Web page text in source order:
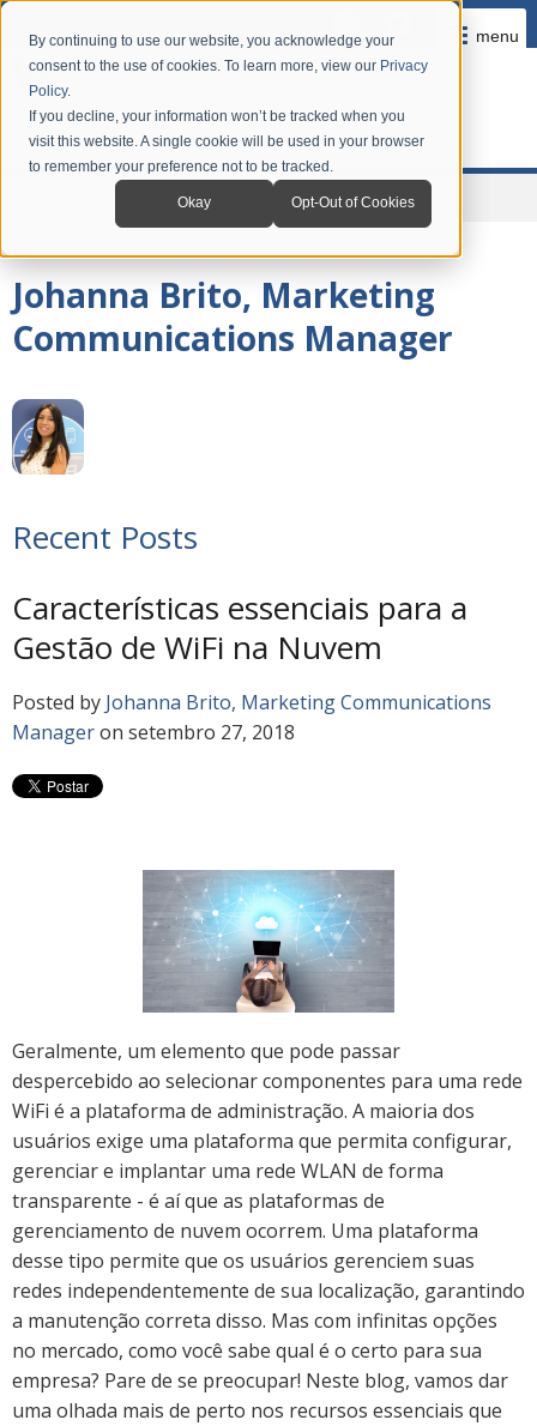
By continuing to use our website, you acknowledge your
consent to the use of cookies. To learn more, view our Privacy
Policy.
If you decline, your information won’t be tracked when you
visit this website. A single cookie will be used in your browser
to remember your preference not to be tracked.
Okay Opt-Out of Cookies
menu
News Grandstream Blog em Português
Johanna Brito, Marketing
Communications Manager
Recent Posts
Características essenciais para a
Gestão de WiFi na Nuvem
Posted by Johanna Brito, Marketing Communications
Manageron setembro 27, 2018
Geralmente, um elemento que pode passar
despercebido ao selecionar componentes para uma rede
WiFi é a plataforma de administração. A maioria dos
usuários exige uma plataforma que permita configurar,
gerenciar e implantar uma rede WLAN de forma
transparente - é aí que as plataformas de
gerenciamento de nuvem ocorrem. Uma plataforma
desse tipo permite que os usuários gerenciem suas
redes independentemente de sua localização, garantindo
a manutenção correta disso. Mas com infinitas opções
no mercado, como você sabe qual é o certo para sua
empresa? Pare de se preocupar! Neste blog, vamos dar
uma olhada mais de perto nos recursos essenciais que